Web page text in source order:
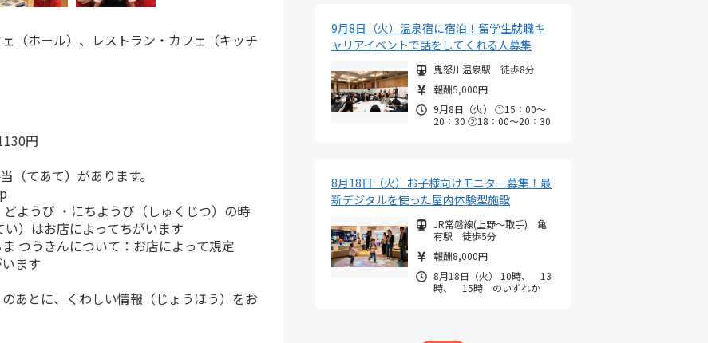
（ホール）、レストラン・カフェ（キッチ
円
（てあて）があります。
どようび ・にちようび（しゅくじつ）の時
）はお店によってちがいます
つうきんについて：お店によって規定
います
あとに、くわしい情報（じょうほう）をお
9月8日（火）温泉宿に宿泊！留学生就職キ
ャリアイベントで話をしてくれる人募集
鬼怒川温泉駅 徒歩8分
報酬5,000円
9月8日（火） ①15：00～
20：30 ②18：00～20：30
8月18日（火）お子様向けモニター募集！最
新デジタルを使った屋内体験型施設
JR常磐線(上野～取手) 亀
有駅 徒歩5分
報酬8,000円
8月18日（火） 10時、 13
時、 15時 のいずれか